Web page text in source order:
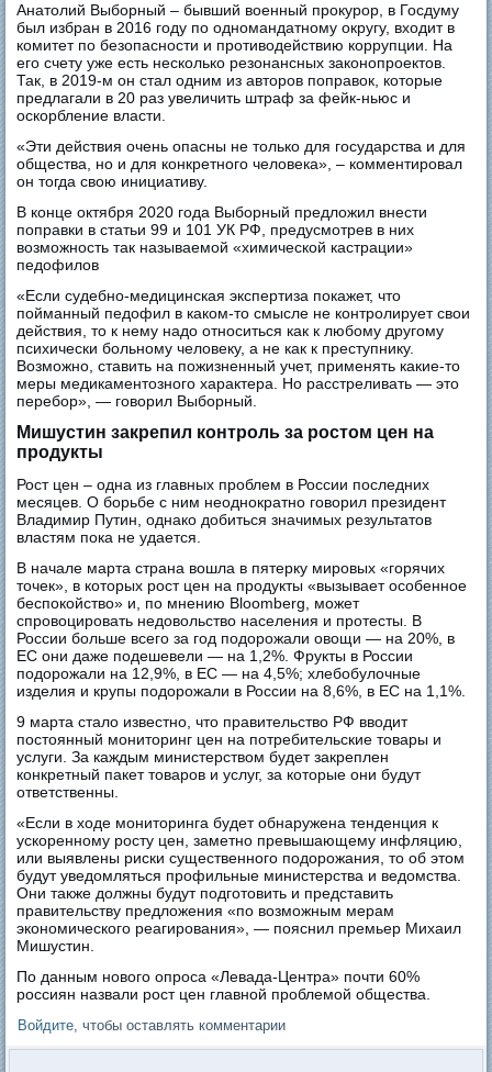
Анатолий Выборный – бывший военный прокурор, в Госдуму
был избран в 2016 году по одномандатному округу, входит в
комитет по безопасности и противодействию коррупции. На
его счету уже есть несколько резонансных законопроектов.
Так, в 2019-м он стал одним из авторов поправок, которые
предлагали в 20 раз увеличить штраф за фейк-ньюс и
оскорбление власти.
«Эти действия очень опасны не только для государства и для
общества, но и для конкретного человека», – комментировал
он тогда свою инициативу.
В конце октября 2020 года Выборный предложил внести
поправки в статьи 99 и 101 УК РФ, предусмотрев в них
возможность так называемой «химической кастрации»
педофилов
«Если судебно-медицинская экспертиза покажет, что
пойманный педофил в каком-то смысле не контролирует свои
действия, то к нему надо относиться как к любому другому
психически больному человеку, а не как к преступнику.
Возможно, ставить на пожизненный учет, применять какие-то
меры медикаментозного характера. Но расстреливать — это
перебор», — говорил Выборный.
Мишустин закрепил контроль за ростом цен на
продукты
Рост цен – одна из главных проблем в России последних
месяцев. О борьбе с ним неоднократно говорил президент
Владимир Путин, однако добиться значимых результатов
властям пока не удается.
В начале марта страна вошла в пятерку мировых «горячих
точек», в которых рост цен на продукты «вызывает особенное
беспокойство» и, по мнению Bloomberg, может
спровоцировать недовольство населения и протесты. В
России больше всего за год подорожали овощи — на 20%, в
ЕС они даже подешевели — на 1,2%. Фрукты в России
подорожали на 12,9%, в ЕС — на 4,5%; хлебобулочные
изделия и крупы подорожали в России на 8,6%, в ЕС на 1,1%.
9 марта стало известно, что правительство РФ вводит
постоянный мониторинг цен на потребительские товары и
услуги. За каждым министерством будет закреплен
конкретный пакет товаров и услуг, за которые они будут
ответственны.
«Если в ходе мониторинга будет обнаружена тенденция к
ускоренному росту цен, заметно превышающему инфляцию,
или выявлены риски существенного подорожания, то об этом
будут уведомляться профильные министерства и ведомства.
Они также должны будут подготовить и представить
правительству предложения «по возможным мерам
экономического реагирования», — пояснил премьер Михаил
Мишустин.
По данным нового опроса «Левада-Центра» почти 60%
россиян назвали рост цен главной проблемой общества.
Войдите, чтобы оставлять комментарии